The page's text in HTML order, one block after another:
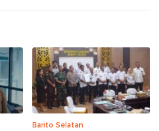
Barito Selatan